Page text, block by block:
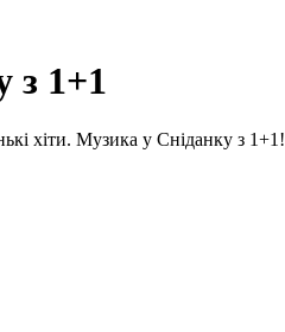
з 1+1
хіти. Музика у Сніданку з 1+1!